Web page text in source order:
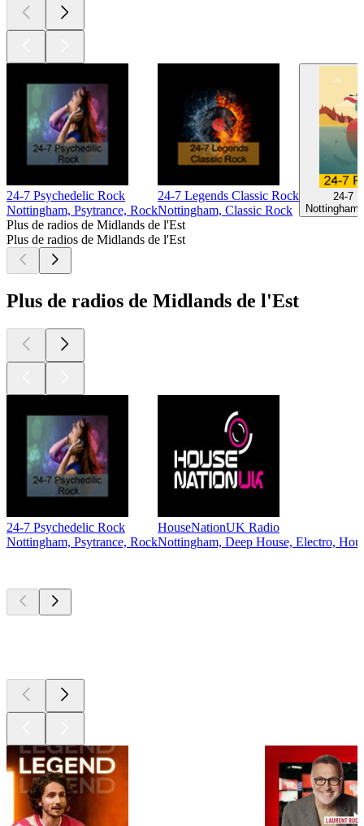
24-7 Psychedelic Rock
Nottingham, Psytrance, Rock
24-7 Legends Classic Rock
Nottingham, Classic Rock
24-7
Plus de radios de Midlands de l'Est
Plus de radios de Midlands de l'Est
Plus de radios de Midlands de l'Est
24-7 Psychedelic Rock
Nottingham, Psytrance, Rock
HouseNationUK Radio
Nottingham, Deep House, Electro,